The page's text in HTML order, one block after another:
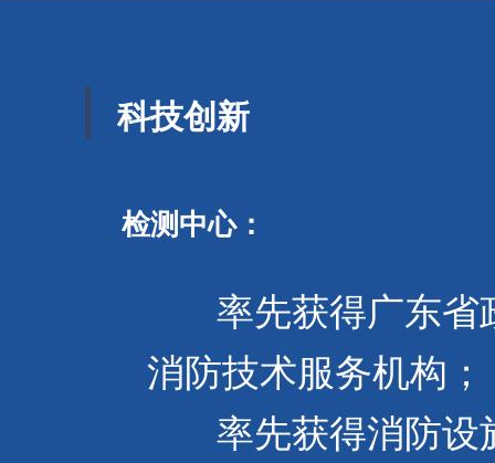
科技创新
检测中心：
率先获得广东省
消防技术服务机构；
率先获得消防设